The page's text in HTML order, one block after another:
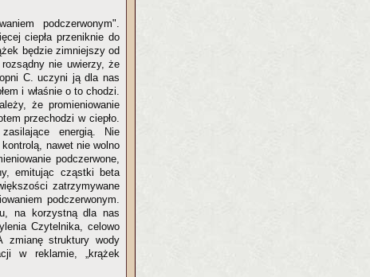
podczerwonym".
ciepła przeniknie do
będzie zimniejszy od
nie uwierzy, że
C. uczyni ją dla nas
i właśnie o to chodzi.
że promieniowanie
przechodzi w ciepło.
energią. Nie
nawet nie wolno
podczerwone,
emitując cząstki beta
zatrzymywane
podczerwonym.
na korzystną dla nas
Czytelnika, celowo
zmianę struktury wody
w reklamie, „krążek